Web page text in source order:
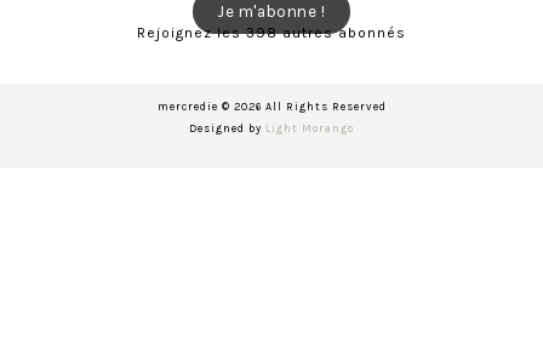
Je m'abonne !
Rejoignez les 398 autres abonnés
mercredie © 2026 All Rights Reserved
Designed by Light Morango